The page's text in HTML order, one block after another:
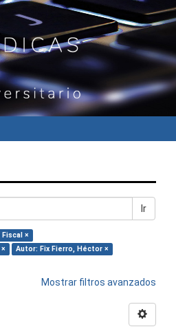
Ir
×
Autor: Fix Fierro, Héctor ×
Mostrar filtros avanzados